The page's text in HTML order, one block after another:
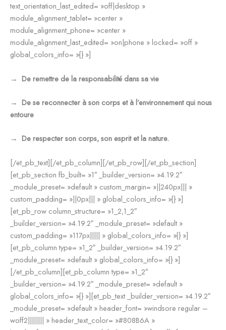
text_orientation_last_edited= »off|desktop »
module_alignment_tablet= »center »
module_alignment_phone= »center »
module_alignment_last_edited= »on|phone » locked= »off »
global_colors_info= »{} »]
→ De remettre de la responsabilité dans sa vie
→ De se reconnecter à son corps et à l’environnement qui nous
entoure
→ De respecter son corps, son esprit et la nature.
[/et_pb_text][/et_pb_column][/et_pb_row][/et_pb_section]
[et_pb_section fb_built= »1″ _builder_version= »4.19.2″
_module_preset= »default » custom_margin= »||240px||| »
custom_padding= »||0px||| » global_colors_info= »{} »]
[et_pb_row column_structure= »1_2,1_2″
_builder_version= »4.19.2″ _module_preset= »default »
custom_padding= »117px||||| » global_colors_info= »{} »]
[et_pb_column type= »1_2″ _builder_version= »4.19.2″
_module_preset= »default » global_colors_info= »{} »]
[/et_pb_column][et_pb_column type= »1_2″
_builder_version= »4.19.2″ _module_preset= »default »
global_colors_info= »{} »][et_pb_text _builder_version= »4.19.2″
_module_preset= »default » header_font= »windsore regular –
woff2|||||||| » header_text_color= »#808B6A »